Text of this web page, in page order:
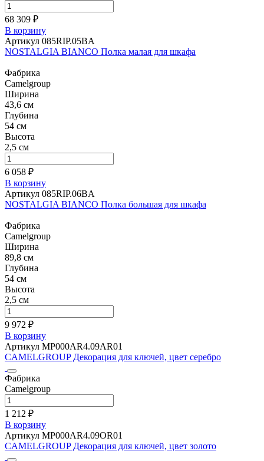
68 309 ₽
В корзину
Артикул 085RIP.05BA
NOSTALGIA BIANCO Полка малая для шкафа
Фабрика
Camelgroup
Ширина
43,6 см
Глубина
54 см
Высота
2,5 см
6 058 ₽
В корзину
Артикул 085RIP.06BA
NOSTALGIA BIANCO Полка большая для шкафа
Фабрика
Camelgroup
Ширина
89,8 см
Глубина
54 см
Высота
2,5 см
9 972 ₽
В корзину
Артикул MP000AR4.09AR01
CAMELGROUP Декорация для ключей, цвет серебро
Фабрика
Camelgroup
1 212 ₽
В корзину
Артикул MP000AR4.09OR01
CAMELGROUP Декорация для ключей, цвет золото